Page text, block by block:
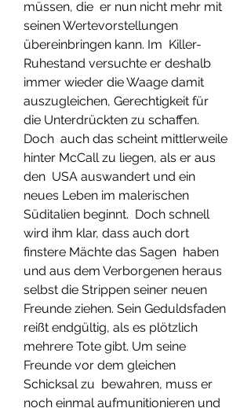
müssen, die  er nun nicht mehr mit
seinen Wertevorstellungen
übereinbringen kann. Im  Killer-
Ruhestand versuchte er deshalb
immer wieder die Waage damit
auszugleichen, Gerechtigkeit für
die Unterdrückten zu schaffen.
Doch  auch das scheint mittlerweile
hinter McCall zu liegen, als er aus
den  USA auswandert und ein
neues Leben im malerischen
Süditalien beginnt.  Doch schnell
wird ihm klar, dass auch dort
finstere Mächte das Sagen  haben
und aus dem Verborgenen heraus
selbst die Strippen seiner neuen
Freunde ziehen. Sein Geduldsfaden
reißt endgültig, als es plötzlich
mehrere Tote gibt. Um seine
Freunde vor dem gleichen
Schicksal zu  bewahren, muss er
noch einmal aufmunitionieren und